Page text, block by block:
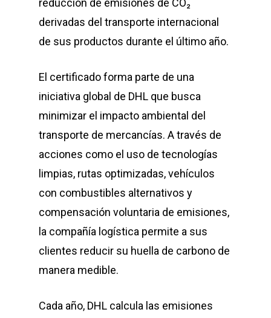
reducción de emisiones de CO₂
derivadas del transporte internacional
de sus productos durante el último año.
El certificado forma parte de una
iniciativa global de DHL que busca
minimizar el impacto ambiental del
transporte de mercancías. A través de
acciones como el uso de tecnologías
limpias, rutas optimizadas, vehículos
con combustibles alternativos y
compensación voluntaria de emisiones,
la compañía logística permite a sus
clientes reducir su huella de carbono de
manera medible.
Cada año, DHL calcula las emisiones